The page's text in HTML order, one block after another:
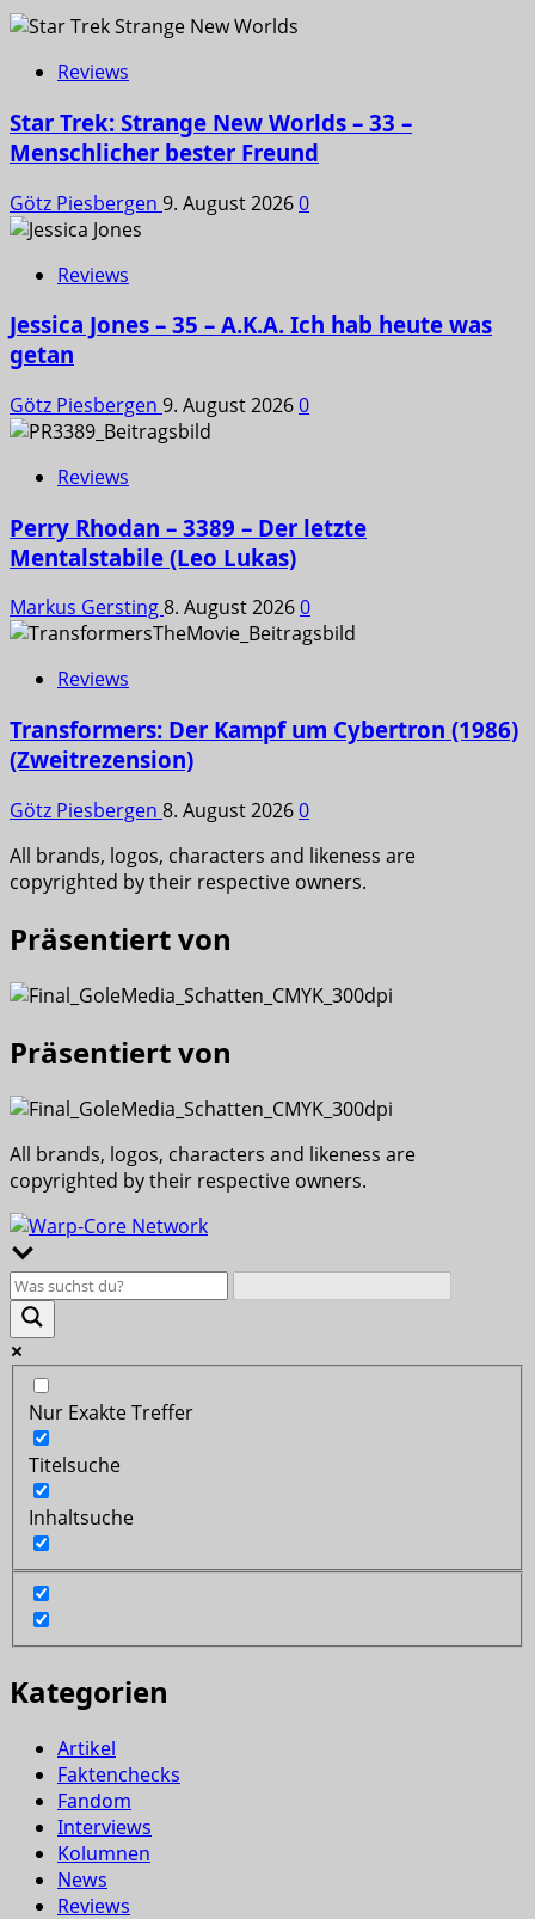
Reviews
Star Trek: Strange New Worlds – 33 –
Menschlicher bester Freund
Götz Piesbergen 9. August 20260
Reviews
Jessica Jones – 35 – A.K.A. Ich hab heute was
getan
Götz Piesbergen 9. August 20260
Reviews
Perry Rhodan – 3389 – Der letzte
Mentalstabile (Leo Lukas)
Markus Gersting8. August 20260
Reviews
Transformers: Der Kampf um Cybertron (1986)
(Zweitrezension)
Götz Piesbergen 8. August 20260
All brands, logos, characters and likeness are
copyrighted by their respective owners.
Präsentiert von
Präsentiert von
All brands, logos, characters and likeness are
copyrighted by their respective owners.
Nur Exakte Treffer
Titelsuche
Inhaltsuche
Kategorien
Artikel
Faktenchecks
Fandom
Interviews
Kolumnen
News
Reviews